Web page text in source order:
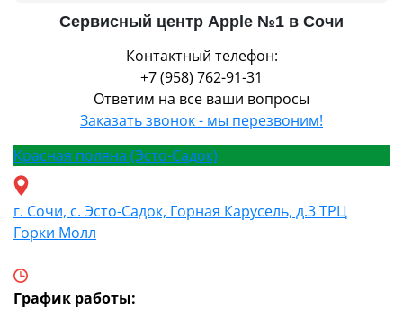
Сервисный центр Apple №1 в Сочи
Контактный телефон:
+7 (958) 762-91-31
Ответим на все ваши вопросы
Заказать звонок - мы перезвоним!
Красная поляна (Эсто-Садок)
г. Сочи, с. Эсто-Садок, Горная Карусель, д.3 ТРЦ
Горки Молл
График работы: